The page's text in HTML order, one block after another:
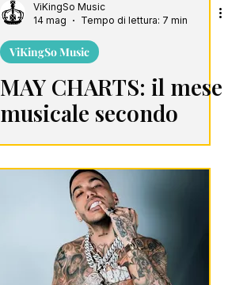
ViKingSo Music
14 mag
Tempo di lettura: 7 min
ViKingSo Music
MAY CHARTS: il mese
musicale secondo
ViKingSo Music